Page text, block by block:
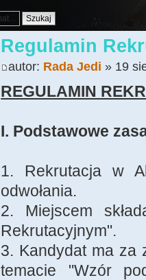
Regulamin
autor: Rada Jedi » 19
REGULAMIN
I. Podstawowe
1. Rekrutacja w
odwołania.
2. Miejscem
Rekrutacyjnym".
3. Kandydat ma za
temacie "Wzór